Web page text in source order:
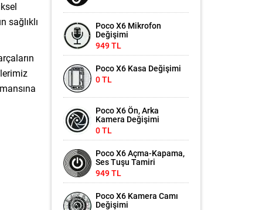
sağlıklı
Poco X6 Mikrofon
Değişimi
949 TL
Poco X6 Kasa Değişimi
0 TL
Poco X6 Ön, Arka
Kamera Değişimi
0 TL
Poco X6 Açma-Kapama,
Ses Tuşu Tamiri
949 TL
Poco X6 Kamera Camı
Değişimi